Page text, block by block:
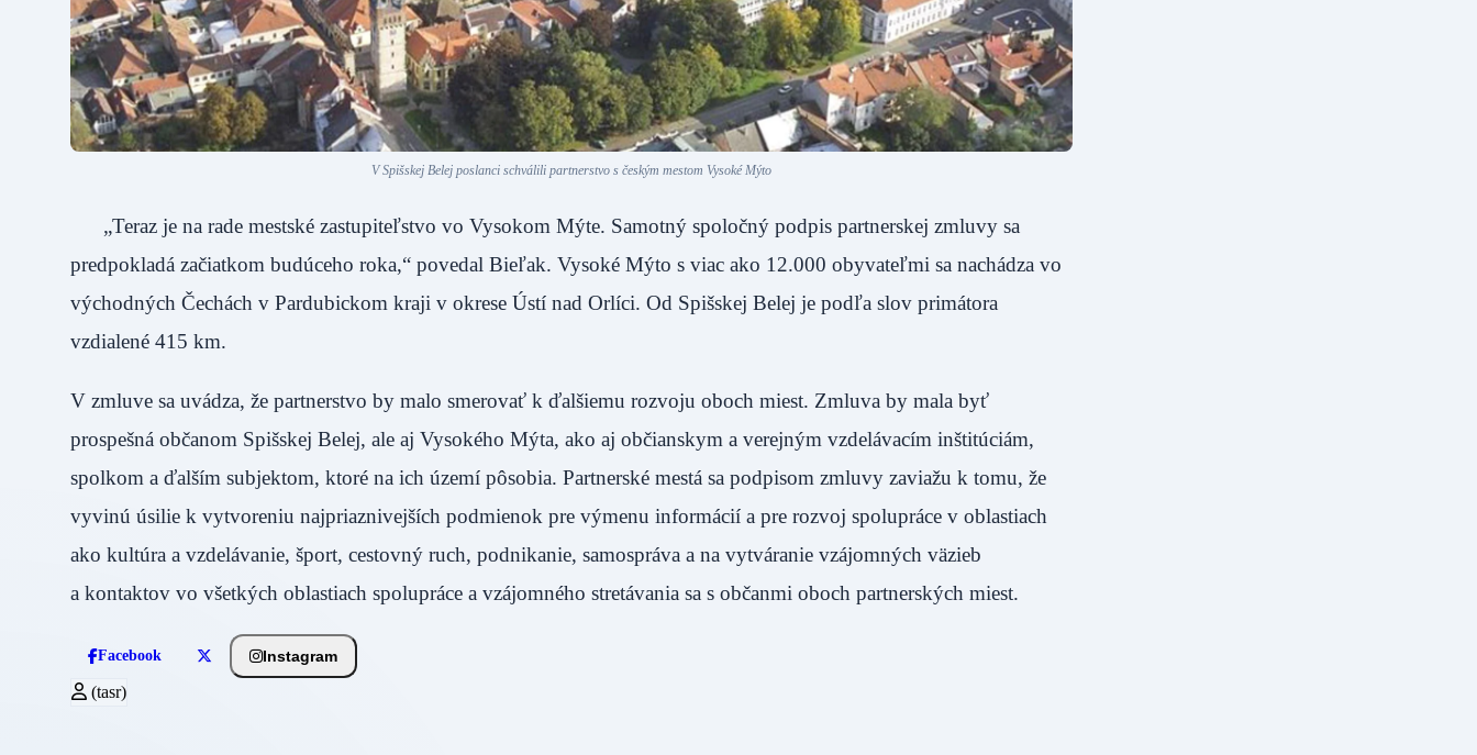
V Spišskej Belej poslanci schválili partnerstvo s českým mestom Vysoké Mýto
„Teraz je na rade mestské zastupiteľstvo vo Vysokom Mýte. Samotný spoločný podpis partnerskej zmluvy sa
predpokladá začiatkom budúceho roka,“ povedal Bieľak. Vysoké Mýto s viac ako 12.000 obyvateľmi sa nachádza vo
východných Čechách v Pardubickom kraji v okrese Ústí nad Orlíci. Od Spišskej Belej je podľa slov primátora
vzdialené 415 km.
V zmluve sa uvádza, že partnerstvo by malo smerovať k ďalšiemu rozvoju oboch miest. Zmluva by mala byť
prospešná občanom Spišskej Belej, ale aj Vysokého Mýta, ako aj občianskym a verejným vzdelávacím inštitúciám,
spolkom a ďalším subjektom, ktoré na ich území pôsobia. Partnerské mestá sa podpisom zmluvy zaviažu k tomu, že
vyvinú úsilie k vytvoreniu najpriaznivejších podmienok pre výmenu informácií a pre rozvoj spolupráce v oblastiach
ako kultúra a vzdelávanie, šport, cestovný ruch, podnikanie, samospráva a na vytváranie vzájomných väzieb
a kontaktov vo všetkých oblastiach spolupráce a vzájomného stretávania sa s občanmi oboch partnerských miest.
Facebook Instagram
(tasr)